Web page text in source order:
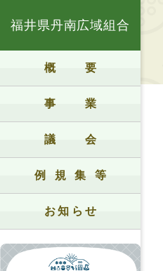
福井県丹南広域組合
概要
事業
議会
例規集等
お知らせ